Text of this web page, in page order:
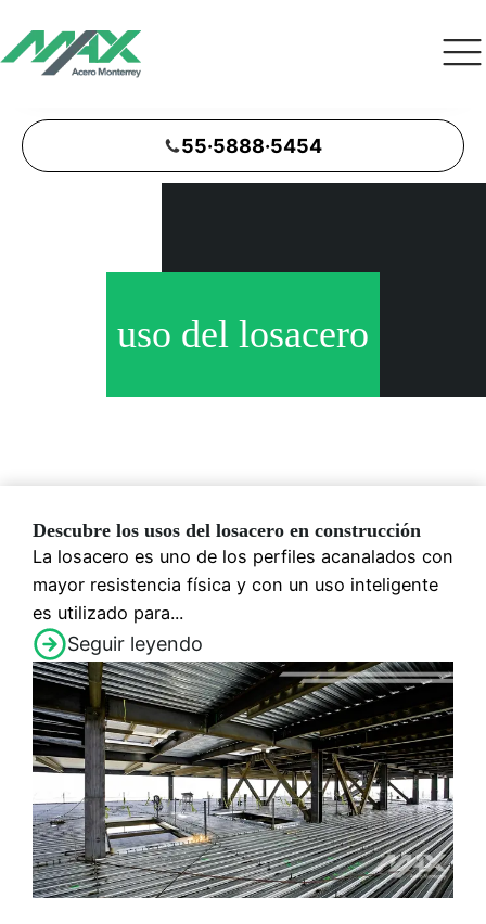
55·5888·5454
uso del losacero
Descubre los usos del losacero en construcción
La losacero es uno de los perfiles acanalados con
mayor resistencia física y con un uso inteligente
es utilizado para...
Seguir leyendo